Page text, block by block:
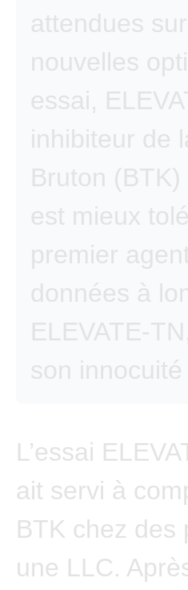
attendues
nouvelles
essai,
inhibiteur de
Bruton
est mieux
premier
données à
ELEVATE-
son
L’essai
ait servi à
BTK chez des
une LLC.